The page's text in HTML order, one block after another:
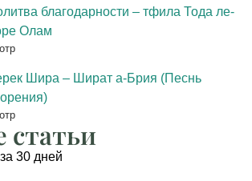
благодарности – тфила Тода ле-
Олам
Шира – Шират а-Брия (Песнь
статьи
30 дней